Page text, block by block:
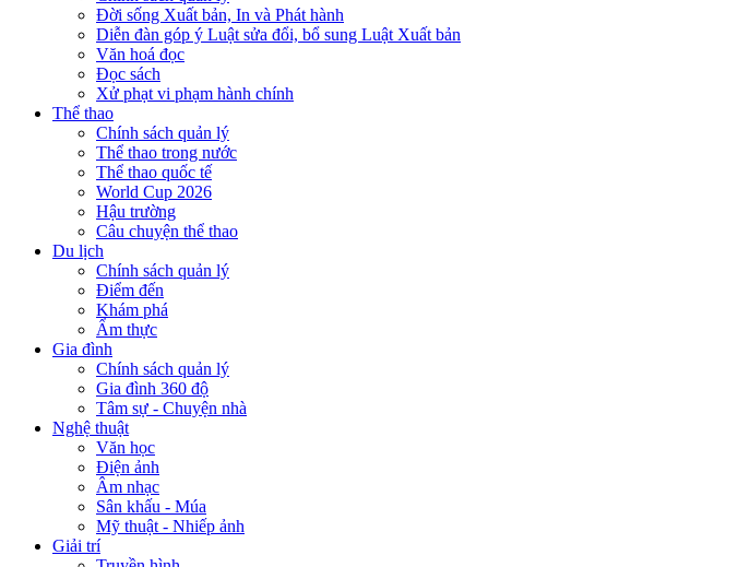
Đời sống Xuất bản, In và Phát hành
Diễn đàn góp ý Luật sửa đổi, bổ sung Luật Xuất bản
Văn hoá đọc
Đọc sách
Xử phạt vi phạm hành chính
Thể thao
Chính sách quản lý
Thể thao trong nước
Thể thao quốc tế
World Cup 2026
Hậu trường
Câu chuyện thể thao
Du lịch
Chính sách quản lý
Điểm đến
Khám phá
Ẩm thực
Gia đình
Chính sách quản lý
Gia đình 360 độ
Tâm sự - Chuyện nhà
Nghệ thuật
Văn học
Điện ảnh
Âm nhạc
Sân khấu - Múa
Mỹ thuật - Nhiếp ảnh
Giải trí